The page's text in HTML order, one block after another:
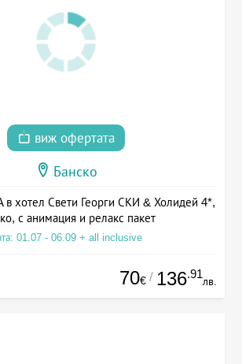
виж офертата
Банско
в хотел Свети Георги СКИ & Холидей 4*,
с анимация и релакс пакет
01.07 - 06.09 + all inclusive
70€ / 136.91
лв.